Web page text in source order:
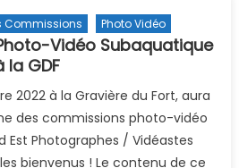
Commissions Photo Vidéo
Vidéo Subaquatique
GDF
2022 à la Gravière du Fort, aura
des commissions photo-vidéo
Est Photographes / Vidéastes
bienvenus ! Le contenu de ce